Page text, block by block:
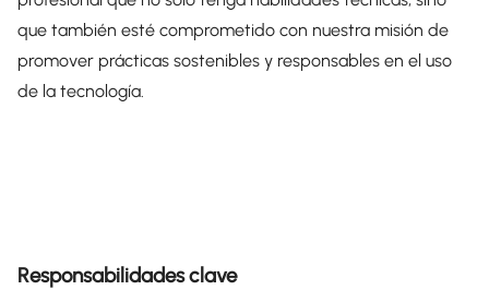
que también esté comprometido con nuestra misión de
promover prácticas sostenibles y responsables en el uso
de la tecnología.
Responsabilidades clave